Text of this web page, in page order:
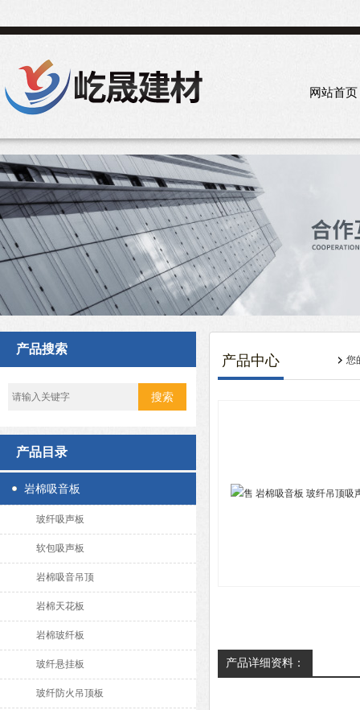
网站首页
产品搜索
产品目录
岩棉吸音板
玻纤吸声板
软包吸声板
岩棉吸音吊顶
岩棉天花板
岩棉玻纤板
玻纤悬挂板
玻纤防火吊顶板
产品中心 您
产品详细资料：